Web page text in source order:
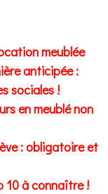
meublée
anticipée :
sociales !
en meublé non
: obligatoire et
10 à connaître !